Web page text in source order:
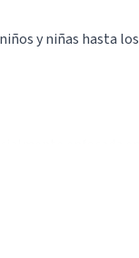
y niñas hasta los
enfocada en